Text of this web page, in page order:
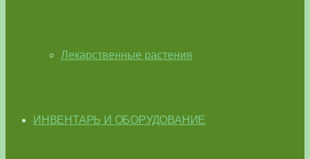
Лекарственные растения
ИНВЕНТАРЬ И ОБОРУДОВАНИЕ